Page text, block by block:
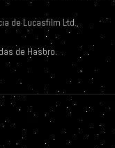
de Lucasfilm Ltd.
de Hasbro.